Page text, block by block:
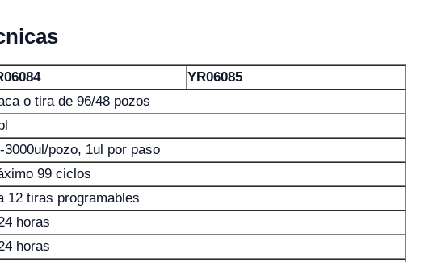
YR06085
o tira de 96/48 pozos
3000ul/pozo, 1ul por paso
99 ciclos
12 tiras programables
horas
horas